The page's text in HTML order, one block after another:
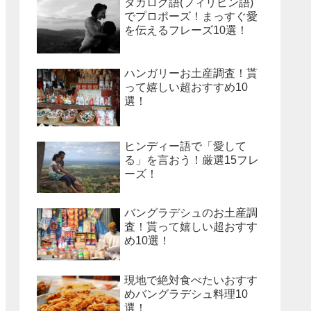
タガログ語(フィリピン語)
でプロポーズ！まっすぐ愛
を伝えるフレーズ10選！
ハンガリーお土産調査！貰
って嬉しい超おすすめ10
選！
ヒンディー語で「愛して
る」を言おう！厳選15フレ
ーズ！
バングラデシュのお土産調
査！貰って嬉しい超おすす
め10選！
現地で絶対食べたいおすす
めバングラデシュ料理10
選！